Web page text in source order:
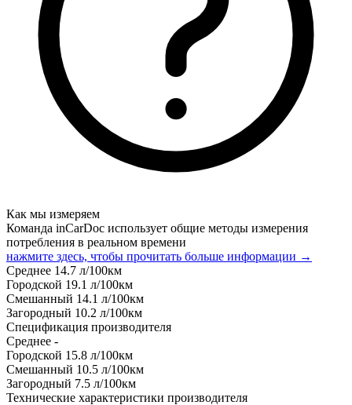
Как мы измеряем
Команда inCarDoc использует общие методы измерения
потребления в реальном времени
нажмите здесь, чтобы прочитать больше информации →
Среднее 14.7 л/100км
Городской 19.1 л/100км
Смешанный 14.1 л/100км
Загородный 10.2 л/100км
Спецификация производителя
Среднее -
Городской 15.8 л/100км
Смешанный 10.5 л/100км
Загородный 7.5 л/100км
Технические характеристики производителя